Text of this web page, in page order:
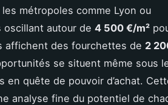
métropoles comme Lyon ou
autour de 4 500 €/m²
affichent des fourchettes de 2
se situent même sous
quête de pouvoir d’achat.
analyse fine du potentiel de